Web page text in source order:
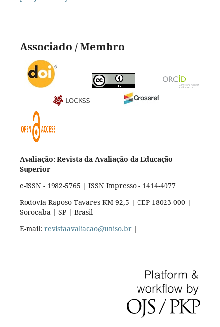
Associado / Membro
Avaliação: Revista da Avaliação da Educação
Superior
e-ISSN - 1982-5765 | ISSN Impresso - 1414-4077
Rodovia Raposo Tavares KM 92,5 | CEP 18023-000 |
Sorocaba | SP | Brasil
E-mail: revistaavaliacao@uniso.br|